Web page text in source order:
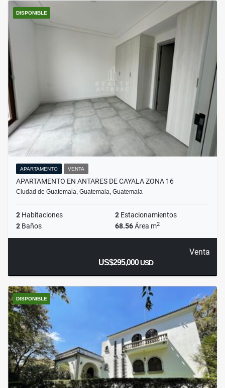
DISPONIBLE
APARTAMENTO VENTA
APARTAMENTO EN ANTARES DE CAYALA ZONA 16
Ciudad de Guatemala, Guatemala, Guatemala
2 Habitaciones 2 Estacionamientos
2 Baños 68.56Área m2
Venta
US$295,000USD
DISPONIBLE